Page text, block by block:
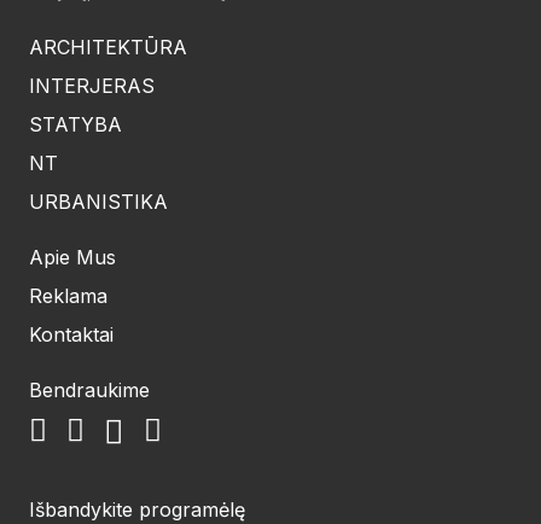
ARCHITEKTŪRA
INTERJERAS
STATYBA
NT
URBANISTIKA
Apie Mus
Reklama
Kontaktai
Bendraukime
Išbandykite programėlę